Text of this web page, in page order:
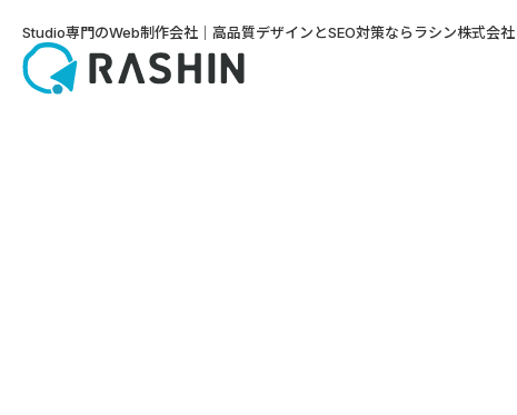
Studio専門のWeb制作会社｜高品質デザインとSEO対策ならラシン株式会社